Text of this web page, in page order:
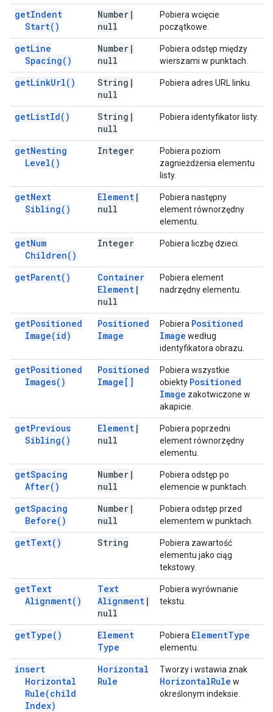
getIndent
Start( )
Number |
null
Pobiera wcięcie
początkowe.
getLine
Spacing( )
Number |
null
Pobiera odstęp między
wierszami w punktach.
getLinkUrl( ) String |
null
Pobiera adres URL linku.
getListId( ) String |
null
Pobiera identyfikator listy.
getNesting
Level( )
Integer
Pobiera poziom
zagnieżdżenia elementu
listy.
getNext
Sibling( )
Element |
null
Pobiera następny
element równorzędny
elementu.
getNum
Children( )
Integer Pobiera liczbę dzieci.
getParent( )
Container
Element |
null
Pobiera element
nadrzędny elementu.
getPositioned
Image(id)
Positioned
Image
Pobiera Positioned
Image według
identyfikatora obrazu.
getPositioned
Images( )
Positioned
Image[]
Pobiera wszystkie
obiekty Positioned
Image zakotwiczone w
akapicie.
getPrevious
Sibling( )
Element |
null
Pobiera poprzedni
element równorzędny
elementu.
getSpacing
After( )
Number |
null
Pobiera odstęp po
elemencie w punktach.
getSpacing
Before( )
Number |
null
Pobiera odstęp przed
elementem w punktach.
getText( ) String
Pobiera zawartość
elementu jako ciąg
tekstowy.
getText
Alignment( )
Text
Alignment |
null
Pobiera wyrównanie
tekstu.
getType( )
Element
Type
Pobiera ElementType
elementu.
insert
Horizontal
Rule(child
Index)
Horizontal
Rule
Tworzy i wstawia znak
HorizontalRule w
określonym indeksie.